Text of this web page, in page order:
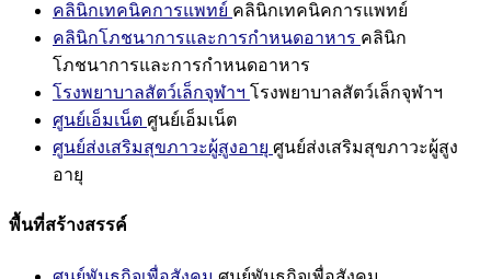
คลินิกเทคนิคการแพทย์ คลินิกเทคนิคการแพทย์
คลินิกโภชนาการและการกำหนดอาหาร คลินิก
โภชนาการและการกำหนดอาหาร
โรงพยาบาลสัตว์เล็กจุฬาฯ โรงพยาบาลสัตว์เล็กจุฬาฯ
ศูนย์เอ็มเน็ต ศูนย์เอ็มเน็ต
ศูนย์ส่งเสริมสุขภาวะผู้สูงอายุ ศูนย์ส่งเสริมสุขภาวะผู้สูง
อายุ
พื้นที่สร้างสรรค์